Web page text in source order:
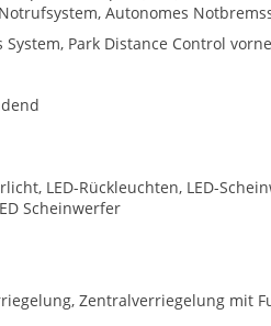
Autonomes
System, Park Distance Control
LED-Rückleuchten, LED-
Scheinwerfer
Zentralverriegelung mit